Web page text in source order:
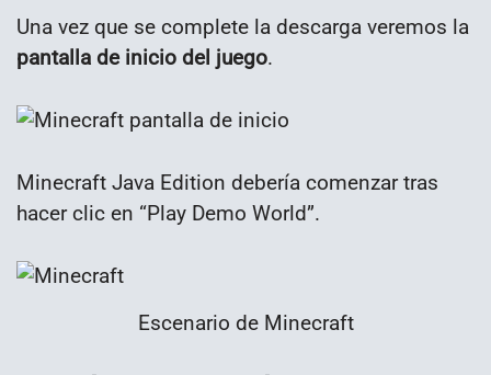
Una vez que se complete la descarga veremos la
pantalla de inicio del juego.
Minecraft Java Edition debería comenzar tras
hacer clic en “Play Demo World”.
Escenario de Minecraft